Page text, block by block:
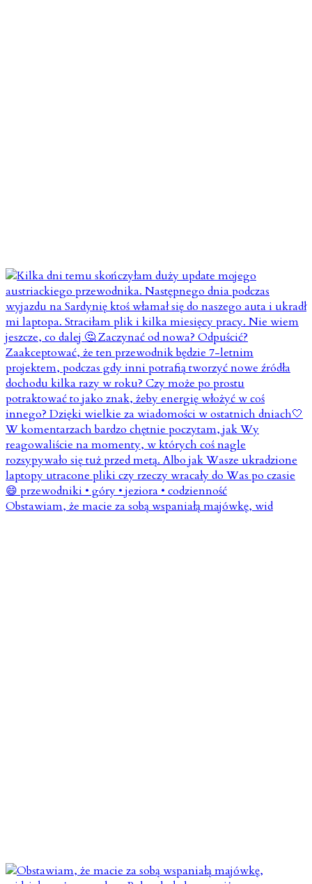
Obstawiam, że macie za sobą wspaniałą majówkę, wid